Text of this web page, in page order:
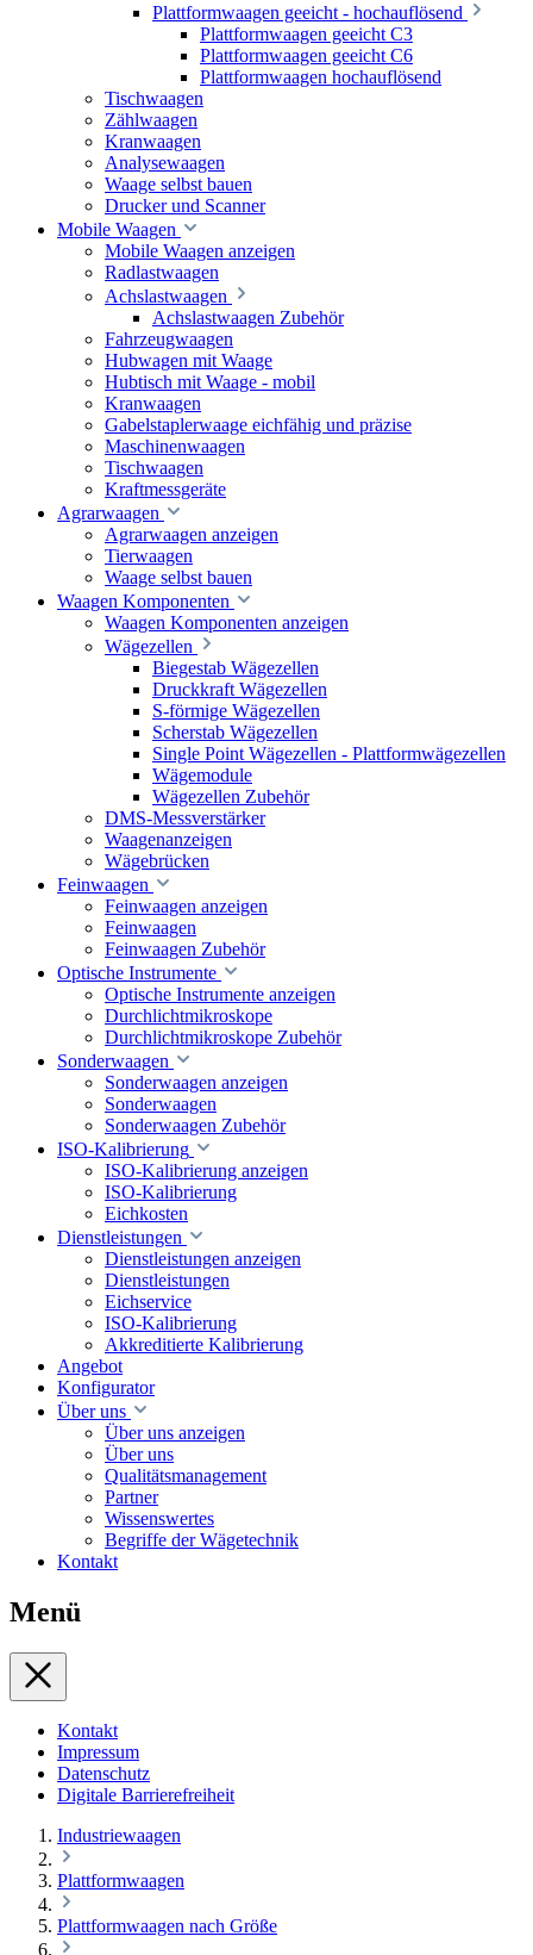
Plattformwaagen geeicht - hochauflösend
Plattformwaagen geeicht C3
Plattformwaagen geeicht C6
Plattformwaagen hochauflösend
Tischwaagen
Zählwaagen
Kranwaagen
Analysewaagen
Waage selbst bauen
Drucker und Scanner
Mobile Waagen
Mobile Waagen anzeigen
Radlastwaagen
Achslastwaagen
Achslastwaagen Zubehör
Fahrzeugwaagen
Hubwagen mit Waage
Hubtisch mit Waage - mobil
Kranwaagen
Gabelstaplerwaage eichfähig und präzise
Maschinenwaagen
Tischwaagen
Kraftmessgeräte
Agrarwaagen
Agrarwaagen anzeigen
Tierwaagen
Waage selbst bauen
Waagen Komponenten
Waagen Komponenten anzeigen
Wägezellen
Biegestab Wägezellen
Druckkraft Wägezellen
S-förmige Wägezellen
Scherstab Wägezellen
Single Point Wägezellen - Plattformwägezellen
Wägemodule
Wägezellen Zubehör
DMS-Messverstärker
Waagenanzeigen
Wägebrücken
Feinwaagen
Feinwaagen anzeigen
Feinwaagen
Feinwaagen Zubehör
Optische Instrumente
Optische Instrumente anzeigen
Durchlichtmikroskope
Durchlichtmikroskope Zubehör
Sonderwaagen
Sonderwaagen anzeigen
Sonderwaagen
Sonderwaagen Zubehör
ISO-Kalibrierung
ISO-Kalibrierung anzeigen
ISO-Kalibrierung
Eichkosten
Dienstleistungen
Dienstleistungen anzeigen
Dienstleistungen
Eichservice
ISO-Kalibrierung
Akkreditierte Kalibrierung
Angebot
Konfigurator
Über uns
Über uns anzeigen
Über uns
Qualitätsmanagement
Partner
Wissenswertes
Begriffe der Wägetechnik
Kontakt
Menü
Kontakt
Impressum
Datenschutz
Digitale Barrierefreiheit
Industriewaagen
Plattformwaagen
Plattformwaagen nach Größe